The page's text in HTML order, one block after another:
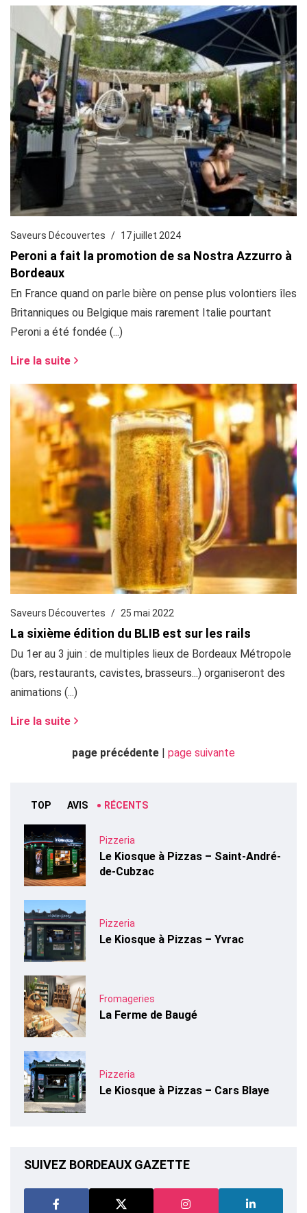
Saveurs Découvertes 17 juillet 2024
Peroni a fait la promotion de sa Nostra Azzurro à
Bordeaux
En France quand on parle bière on pense plus volontiers îles
Britanniques ou Belgique mais rarement Italie pourtant
Peroni a été fondée (...)
Lire la suite
Saveurs Découvertes 25 mai 2022
La sixième édition du BLIB est sur les rails
Du 1er au 3 juin : de multiples lieux de Bordeaux Métropole
(bars, restaurants, cavistes, brasseurs...) organiseront des
animations (...)
Lire la suite
page précédente page suivante
TOP AVIS RÉCENTS
Pizzeria
Le Kiosque à Pizzas – Saint-André-
de-Cubzac
Pizzeria
Le Kiosque à Pizzas – Yvrac
Fromageries
La Ferme de Baugé
Pizzeria
Le Kiosque à Pizzas – Cars Blaye
SUIVEZ BORDEAUX GAZETTE